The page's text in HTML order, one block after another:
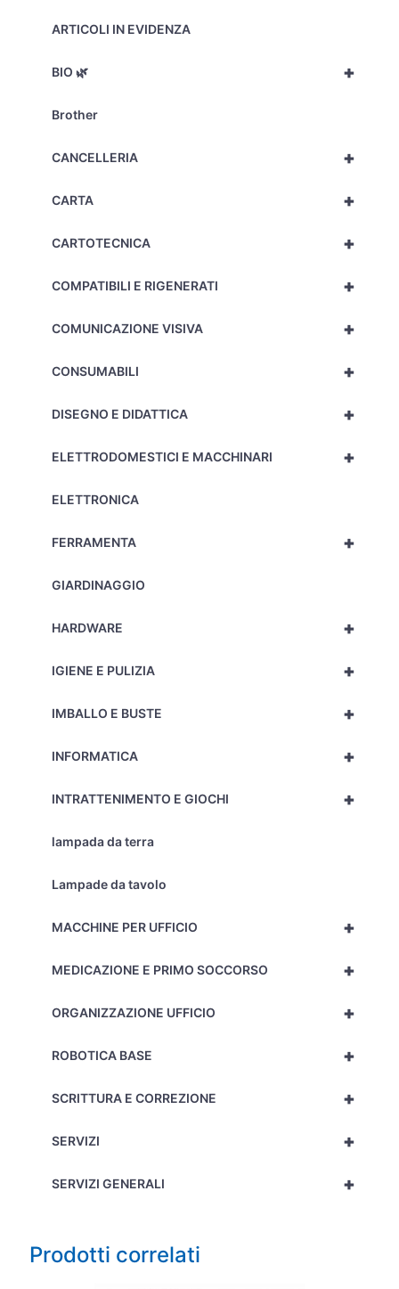
ARTICOLI IN EVIDENZA
+
BIO 🌿
Brother
+
CANCELLERIA
+
CARTA
+
CARTOTECNICA
+
COMPATIBILI E RIGENERATI
+
COMUNICAZIONE VISIVA
+
CONSUMABILI
+
DISEGNO E DIDATTICA
+
ELETTRODOMESTICI E MACCHINARI
ELETTRONICA
+
FERRAMENTA
GIARDINAGGIO
+
HARDWARE
+
IGIENE E PULIZIA
+
IMBALLO E BUSTE
+
INFORMATICA
+
INTRATTENIMENTO E GIOCHI
lampada da terra
Lampade da tavolo
+
MACCHINE PER UFFICIO
+
MEDICAZIONE E PRIMO SOCCORSO
+
ORGANIZZAZIONE UFFICIO
+
ROBOTICA BASE
+
SCRITTURA E CORREZIONE
+
SERVIZI
+
SERVIZI GENERALI
Prodotti correlati